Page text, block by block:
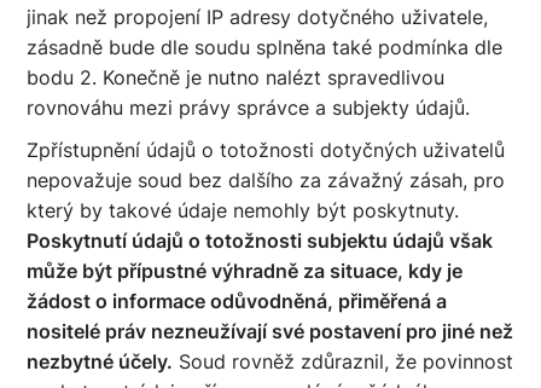
jinak než propojení IP adresy dotyčného uživatele,
zásadně bude dle soudu splněna také podmínka dle
bodu 2. Konečně je nutno nalézt spravedlivou
rovnováhu mezi právy správce a subjekty údajů.
Zpřístupnění údajů o totožnosti dotyčných uživatelů
nepovažuje soud bez dalšího za závažný zásah, pro
který by takové údaje nemohly být poskytnuty.
Poskytnutí údajů o totožnosti subjektu údajů však
může být přípustné výhradně za situace, kdy je
žádost o informace odůvodněná, přiměřená a
nositelé práv nezneužívají své postavení pro jiné než
nezbytné účely. Soud rovněž zdůraznil, že povinnost